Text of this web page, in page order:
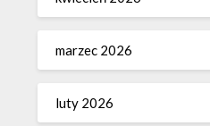
marzec 2026
luty 2026